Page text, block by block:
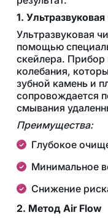
1. Ультразвуковая
Ультразвуковая
помощью
скейлера. Прибор
колебания,
зубной камень и
сопровождается
смывания
Преимущества:
Глубокое
Минимальное
Снижение
2. Метод Air Flow